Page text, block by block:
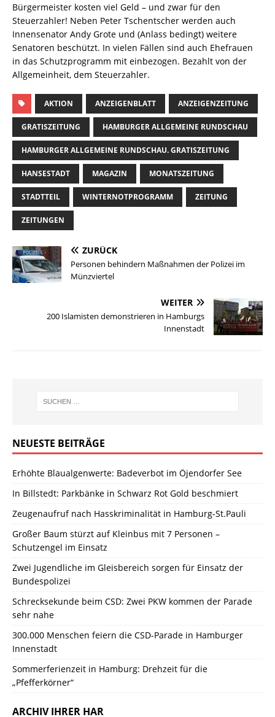
Bürgermeister kosten viel Geld – und zwar für den
Steuerzahler! Neben Peter Tschentscher werden auch
Innensenator Andy Grote und (Anlass bedingt) weitere
Senatoren beschützt. In vielen Fällen sind auch Ehefrauen
in das Schutzprogramm mit einbezogen. Bezahlt von der
Allgemeinheit, dem Steuerzahler.
AKTION ANZEIGENBLATT ANZEIGENZEITUNG
GRATISZEITUNG HAMBURGER ALLGEMEINE RUNDSCHAU
HAMBURGER ALLGEMEINE RUNDSCHAU. GRATISZEITUNG
HANSESTADT MAGAZIN MONATSZEITUNG
STADTTEIL WINTERNOTPROGRAMM ZEITUNG
ZEITUNGEN
ZURÜCK
Personen behindern Maßnahmen der Polizei im
Münzviertel
WEITER
200 Islamisten demonstrieren in Hamburgs
Innenstadt
NEUESTE BEITRÄGE
Erhöhte Blaualgenwerte: Badeverbot im Öjendorfer See
In Billstedt: Parkbänke in Schwarz Rot Gold beschmiert
Zeugenaufruf nach Hasskriminalität in Hamburg-St.Pauli
Großer Baum stürzt auf Kleinbus mit 7 Personen –
Schutzengel im Einsatz
Zwei Jugendliche im Gleisbereich sorgen für Einsatz der
Bundespolizei
Schrecksekunde beim CSD: Zwei PKW kommen der Parade
sehr nahe
300.000 Menschen feiern die CSD-Parade in Hamburger
Innenstadt
Sommerferienzeit in Hamburg: Drehzeit für die
„Pfefferkörner“
ARCHIV IHRER HAR